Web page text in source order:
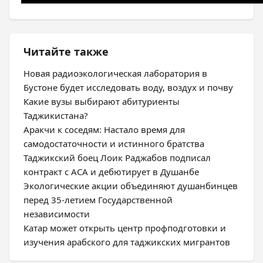
Читайте также
Новая радиоэкологическая лаборатория в
Бустоне будет исследовать воду, воздух и почву
Какие вузы выбирают абитуриенты
Таджикистана?
Аракчи к соседям: Настало время для
самодостаточности и истинного братства
Таджикский боец Лоик Раджабов подписал
контракт с ACA и дебютирует в Душанбе
Экологические акции объединяют душанбинцев
перед 35-летием Государственной
независимости
Катар может открыть центр профподготовки и
изучения арабского для таджикских мигрантов